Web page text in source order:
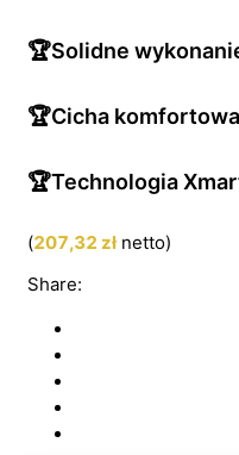
🏆Solidne
🏆Cicha
🏆Technologia
(207,32 złnetto)
Share: